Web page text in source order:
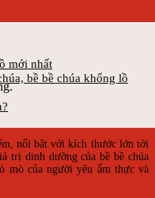
mới nhất
bề bề chúa khổng lồ
nổi bật với kích thước lớn tới
trị dinh dưỡng của bề bề chúa
mò của người yêu ẩm thực và